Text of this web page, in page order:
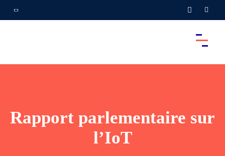
Rapport parlementaire sur
l’IoT